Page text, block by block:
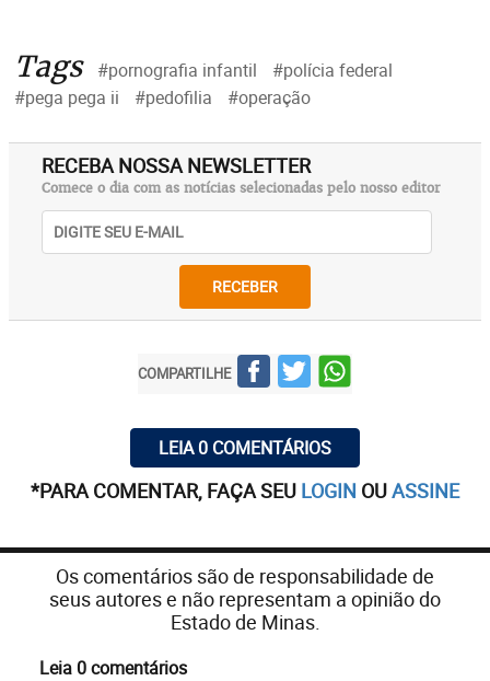
Tags #pornografia infantil
#polícia federal
#pega pega ii
#pedofilia #operação
RECEBA NOSSA NEWSLETTER
Comece o dia com as notícias selecionadas pelo nosso editor
RECEBER
COMPARTILHE
LEIA 0 COMENTÁRIOS
*PARA COMENTAR, FAÇA SEU LOGIN OUASSINE
Os comentários são de responsabilidade de
seus autores e não representam a opinião do
Estado de Minas.
Leia 0 comentários